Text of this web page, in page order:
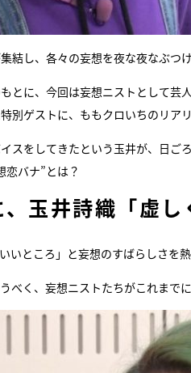
結し、各々の妄想を夜な夜なぶつ
とに、今回は妄想ニストとして芸
ゲストに、ももクロいちのリア
スをしてきたという玉井が、日ご
バナ”とは？
玉井詩織「虚し
いところ」と妄想のすばらしさを
べく、妄想ニストたちがこれまで